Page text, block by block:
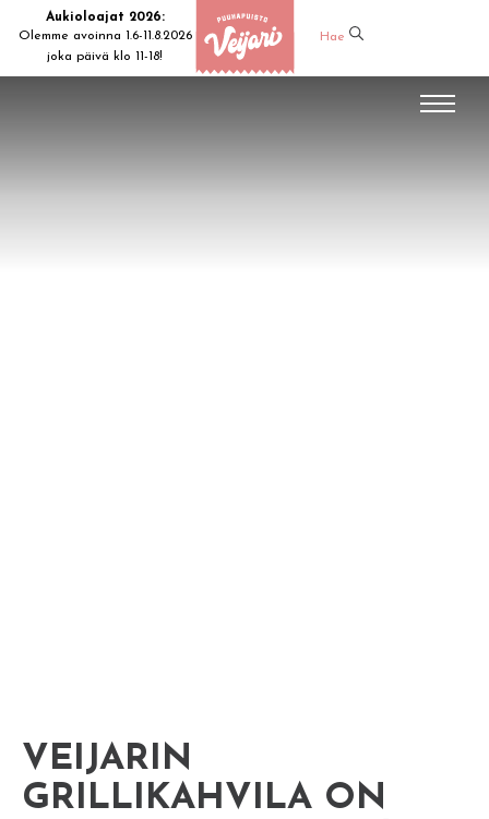
Aukioloajat 2026:
Olemme avoinna 1.6-11.8.2026
joka päivä klo 11-18!
Hae
VEIJARIN
GRILLIKAHVILA ON